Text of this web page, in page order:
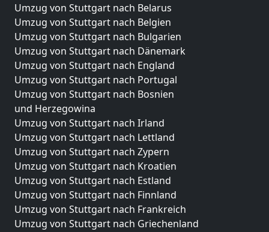
Umzug von Stuttgart nach Belarus
Umzug von Stuttgart nach Belgien
Umzug von Stuttgart nach Bulgarien
Umzug von Stuttgart nach Dänemark
Umzug von Stuttgart nach England
Umzug von Stuttgart nach Portugal
Umzug von Stuttgart nach Bosnien
und Herzegowina
Umzug von Stuttgart nach Irland
Umzug von Stuttgart nach Lettland
Umzug von Stuttgart nach Zypern
Umzug von Stuttgart nach Kroatien
Umzug von Stuttgart nach Estland
Umzug von Stuttgart nach Finnland
Umzug von Stuttgart nach Frankreich
Umzug von Stuttgart nach Griechenland